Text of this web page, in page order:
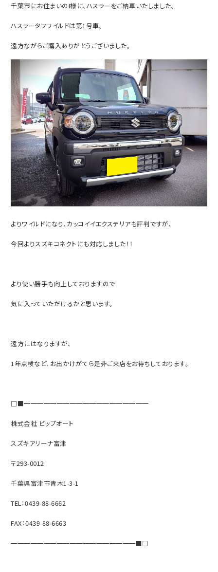
千葉市にお住まいのI様に、ハスラーをご納車いたしました。
ハスラータフワイルドは第1号車。
遠方ながらご購入ありがとうございました。
よりワイルドになり、カッコイイエクステリアも評判ですが、
今回よりスズキコネクトにも対応しました！！
より使い勝手も向上しておりますので
気に入っていただけるかと思います。
遠方にはなりますが、
1年点検など、お出かけがてら是非ご来店をお待ちしております。
□■━━━━━━━━━━━━━━━━━━━
株式会社 ビップオート
スズキアリーナ富津
〒293-0012
千葉県富津市青木1-3-1
TEL：0439-88-6662
FAX：0439-88-6663
━━━━━━━━━━━━━━━━━━━■□